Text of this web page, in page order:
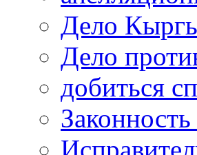
Дело
Дело
добиться